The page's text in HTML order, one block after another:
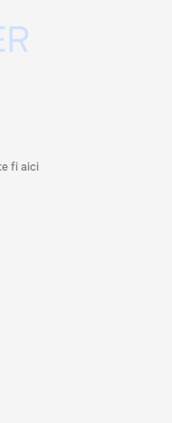
fi aici